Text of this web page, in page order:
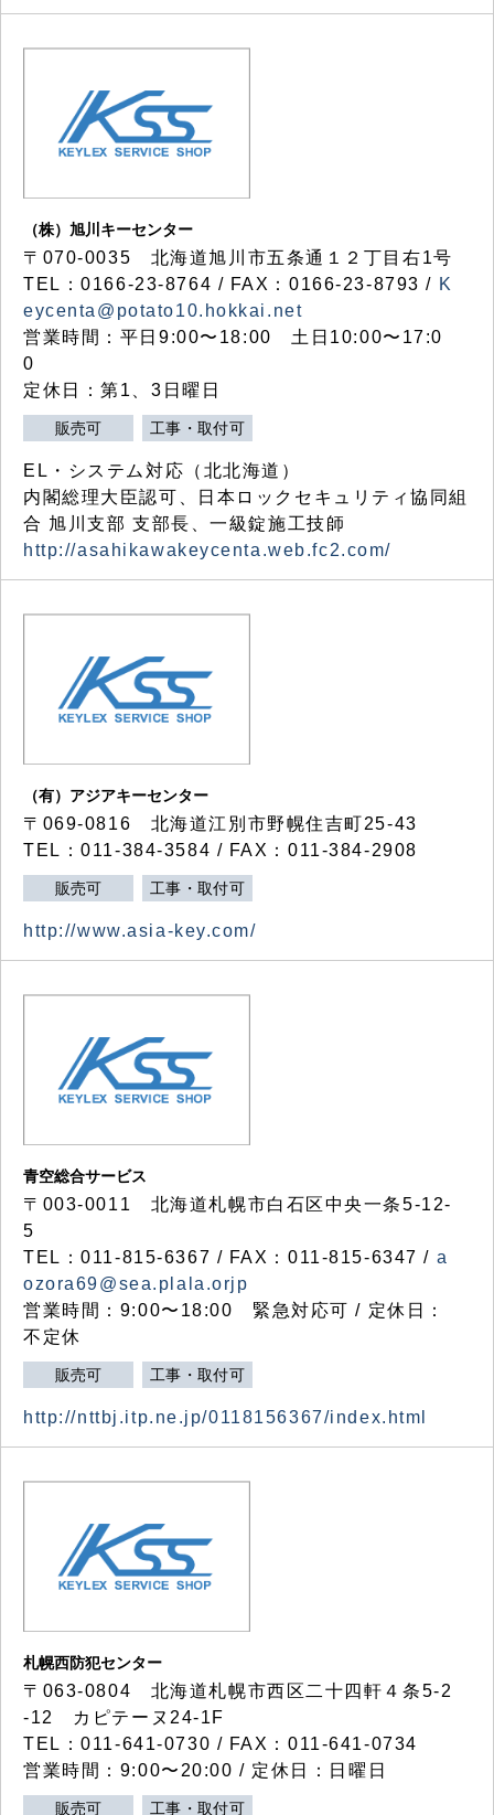
（株）旭川キーセンター
〒070-0035 北海道旭川市五条通１２丁目右1号
TEL：0166-23-8764 / FAX：0166-23-8793 / K
eycenta@potato10.hokkai.net
営業時間：平日9:00〜18:00 土日10:00〜17:0
0
定休日：第1、3日曜日
販売可 工事・取付可
EL・システム対応（北北海道）
内閣総理大臣認可、日本ロックセキュリティ協同組
合 旭川支部 支部長、一級錠施工技師
http://asahikawakeycenta.web.fc2.com/
（有）アジアキーセンター
〒069-0816 北海道江別市野幌住吉町25-43
TEL：011-384-3584 / FAX：011-384-2908
販売可 工事・取付可
http://www.asia-key.com/
青空総合サービス
〒003-0011 北海道札幌市白石区中央一条5-12-
5
TEL：011-815-6367 / FAX：011-815-6347 / a
ozora69@sea.plala.orjp
営業時間：9:00〜18:00 緊急対応可 / 定休日：
不定休
販売可 工事・取付可
http://nttbj.itp.ne.jp/0118156367/index.html
札幌西防犯センター
〒063-0804 北海道札幌市西区二十四軒４条5-2
-12 カピテーヌ24-1F
TEL：011-641-0730 / FAX：011-641-0734
営業時間：9:00〜20:00 / 定休日：日曜日
販売可 工事・取付可